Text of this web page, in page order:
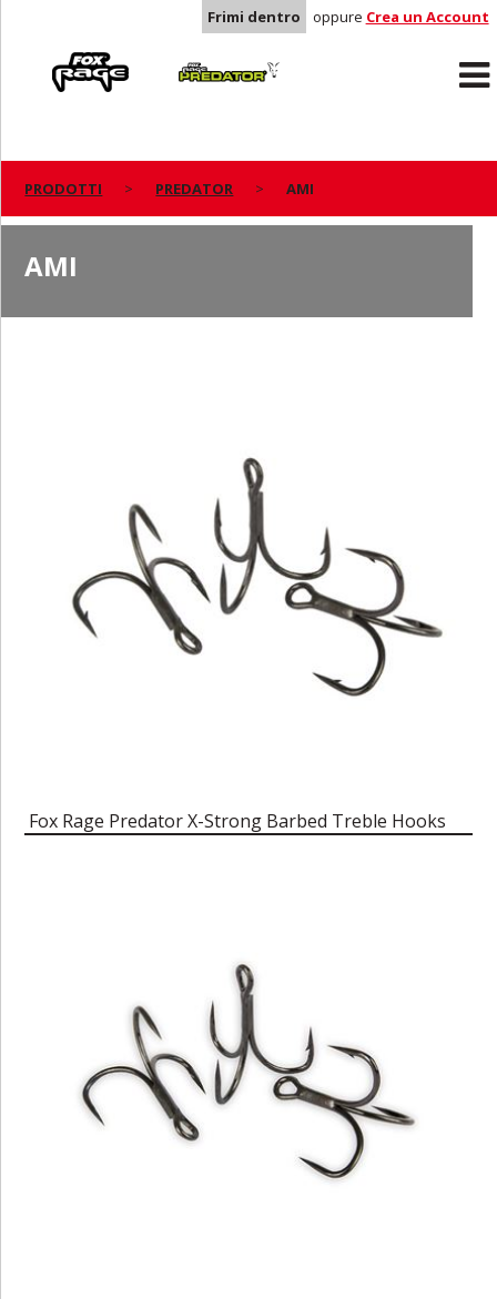
Frimi dentro oppure Crea un Account
Predator
PRODOTTI PREDATOR AMI
AMI
Fox Rage Predator X-Strong Barbed Treble Hooks